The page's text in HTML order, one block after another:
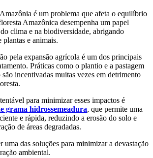
é um problema que afeta o equilíbrio
Amazônica desempenha um papel
clima e na biodiversidade, abrigando
plantas e animais.
pela expansão agrícola é um dos principais
Práticas como o plantio e a pastagem
incentivadas muitas vezes em detrimento
para minimizar esses impactos é
grama hidrossemeadura, que permite uma
e rápida, reduzindo a erosão do solo e
de áreas degradadas.
uma das soluções para minimizar a devastação
ambiental.